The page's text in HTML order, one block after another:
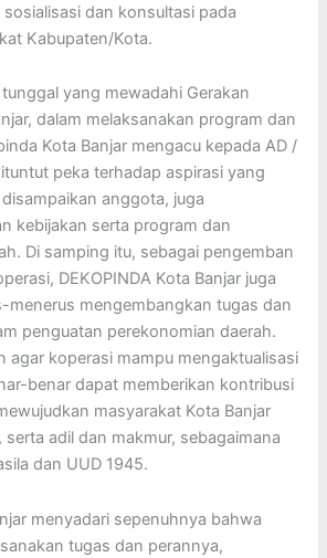
dan konsultasi pada
Kabupaten/Kota.
yang mewadahi Gerakan
dalam melaksanakan program dan
Kota Banjar mengacu kepada AD /
peka terhadap aspirasi yang
anggota, juga
kebijakan serta program dan
Di samping itu, sebagai pengemban
DEKOPINDA Kota Banjar juga
menerus mengembangkan tugas dan
penguatan perekonomian daerah.
agar koperasi mampu mengaktualisasi
benar dapat memberikan kontribusi
masyarakat Kota Banjar
adil dan makmur, sebagaimana
dan UUD 1945.
menyadari sepenuhnya bahwa
tugas dan perannya,